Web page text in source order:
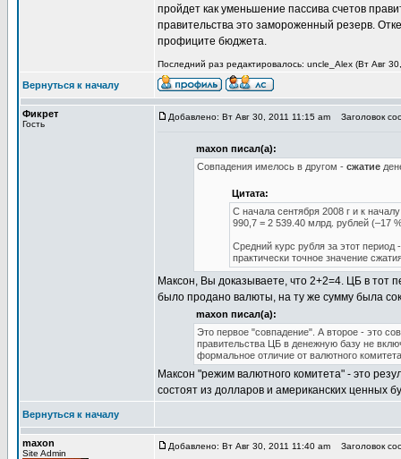
пройдет как уменьшение пассива счетов
правительства это замороженный резерв.
профиците бюджета.
Последний раз редактировалось: uncle_Alex (Вт Авг
Вернуться к началу
Фикрет
Гость
Добавлено: Вт Авг 30, 2011 11:15 am Заголовок
maxon писал(а):
Совпадения имелось в другом - сжатие
Цитата:
С начала сентября 2008 г и к
990,7 = 2 539.40 млрд. рублей (–17
Средний курс рубля за этот
практически точное значение
Максон, Вы доказываете, что 2+2=4. ЦБ в тот
было продано валюты, на ту же сумму была
maxon писал(а):
Это первое "совпадение". А второе - это
правительства ЦБ в денежную базу не
формальное отличие от валютного
Максон "режим валютного комитета" - это
состоят из долларов и американских ценных
Вернуться к началу
maxon
Site Admin
Добавлено: Вт Авг 30, 2011 11:40 am Заголовок